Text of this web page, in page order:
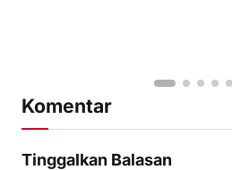
Komentar
Tinggalkan Balasan